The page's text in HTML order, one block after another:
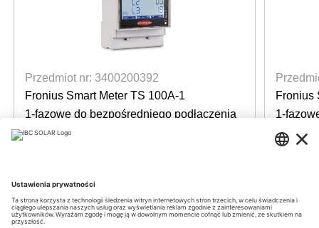
Przedmiot nr: 3400200392
Fronius Smart Meter TS 100A-1
1-fazowe do bezpośredniego podłączenia
do 100 A
Login for prices
Fronius
1-